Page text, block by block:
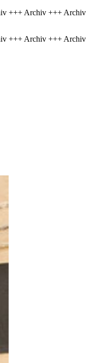
+++ Archiv +++ Archiv
+++ Archiv +++ Archiv